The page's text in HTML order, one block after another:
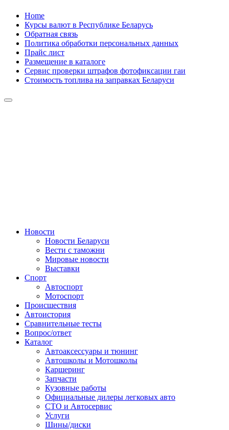
Skip
content
Home
Курсы валют в Республике Беларусь
Обратная связь
Политика обработки персональных данных
Прайс лист
Размещение в каталоге
Сервис проверки штрафов фотофиксации гаи
Стоимость топлива на заправках Беларуси
Сайт про автомобили
Новости
Новости Беларуси
Вести с таможни
Мировые новости
Выставки
Спорт
Автоспорт
Мотоспорт
Происшествия
Автоистория
Сравнительные тесты
Вопрос/ответ
Каталог
Автоакcессуары и тюнинг
Автошколы и Мотошколы
Каршеринг
Запчасти
Кузовные работы
Официальные дилеры легковых авто
СТО и Автосервис
Услуги
Шины/диски